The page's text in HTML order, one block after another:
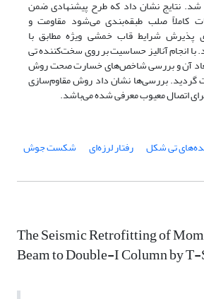
شد. نتایج نشان داد که طرح پیشنهادی ضمن
کاملاً صلب طبقه‌بندی می‌شود مقاومت و
پذیرش شرایط قاب خمشی ویژه مطابق با
با انجام آنالیز حساسیت بر روی سخت‌کننده تی
آن و بررسی شاخص‌های خسارت صحت روش
گردید. بررسی‌ها نشان داد روش مقاوم‌سازی
اتصال معیوب معرفی شده می‌باشد.
تی شکل‌ رفتار لرزه‌ای شکست جوش
The Seismic Retrofitting of
Beam to Double-I Column by